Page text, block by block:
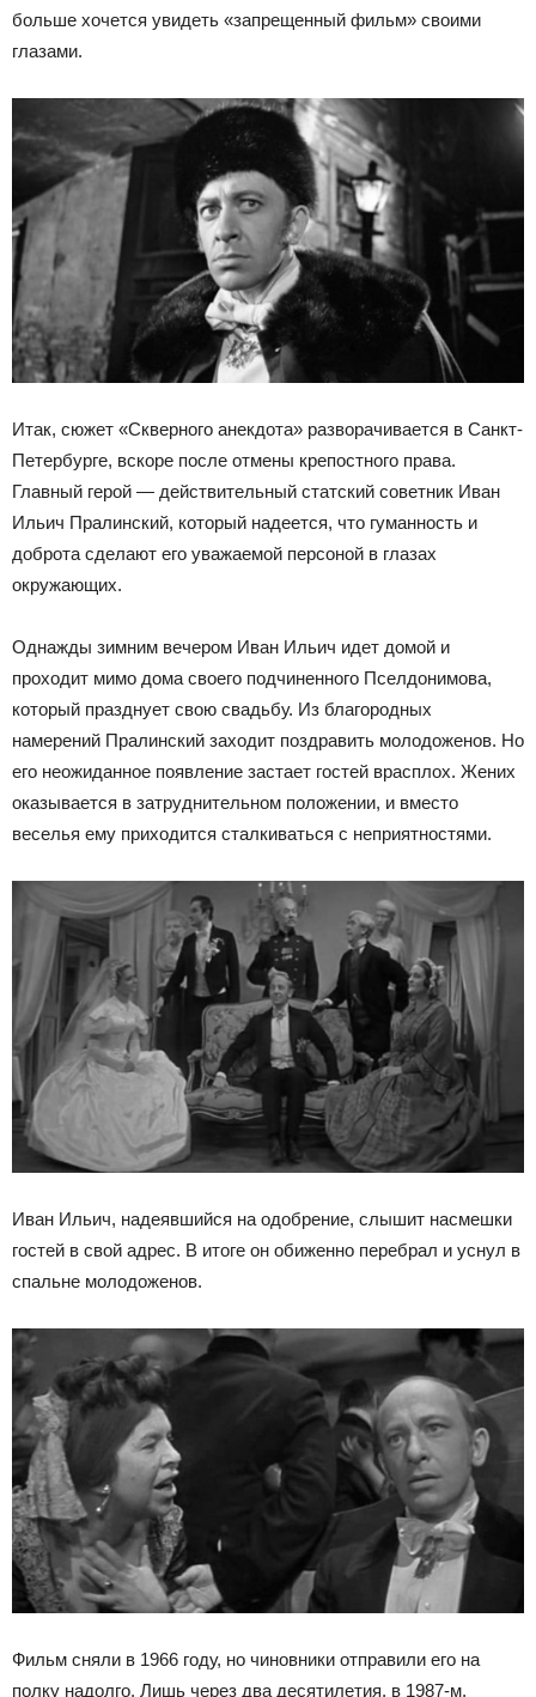
больше хочется увидеть «запрещенный фильм» своими
глазами.
Итак, сюжет «Скверного анекдота» разворачивается в Санкт-
Петербурге, вскоре после отмены крепостного права.
Главный герой — действительный статский советник Иван
Ильич Пралинский, который надеется, что гуманность и
доброта сделают его уважаемой персоной в глазах
окружающих.
Однажды зимним вечером Иван Ильич идет домой и
проходит мимо дома своего подчиненного Пселдонимова,
который празднует свою свадьбу. Из благородных
намерений Пралинский заходит поздравить молодоженов. Но
его неожиданное появление застает гостей врасплох. Жених
оказывается в затруднительном положении, и вместо
веселья ему приходится сталкиваться с неприятностями.
Иван Ильич, надеявшийся на одобрение, слышит насмешки
гостей в свой адрес. В итоге он обиженно перебрал и уснул в
спальне молодоженов.
Фильм сняли в 1966 году, но чиновники отправили его на
полку надолго. Лишь через два десятилетия, в 1987-м,